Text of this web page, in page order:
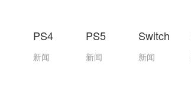
PS4
新闻
PS5
新闻
Switch
新闻